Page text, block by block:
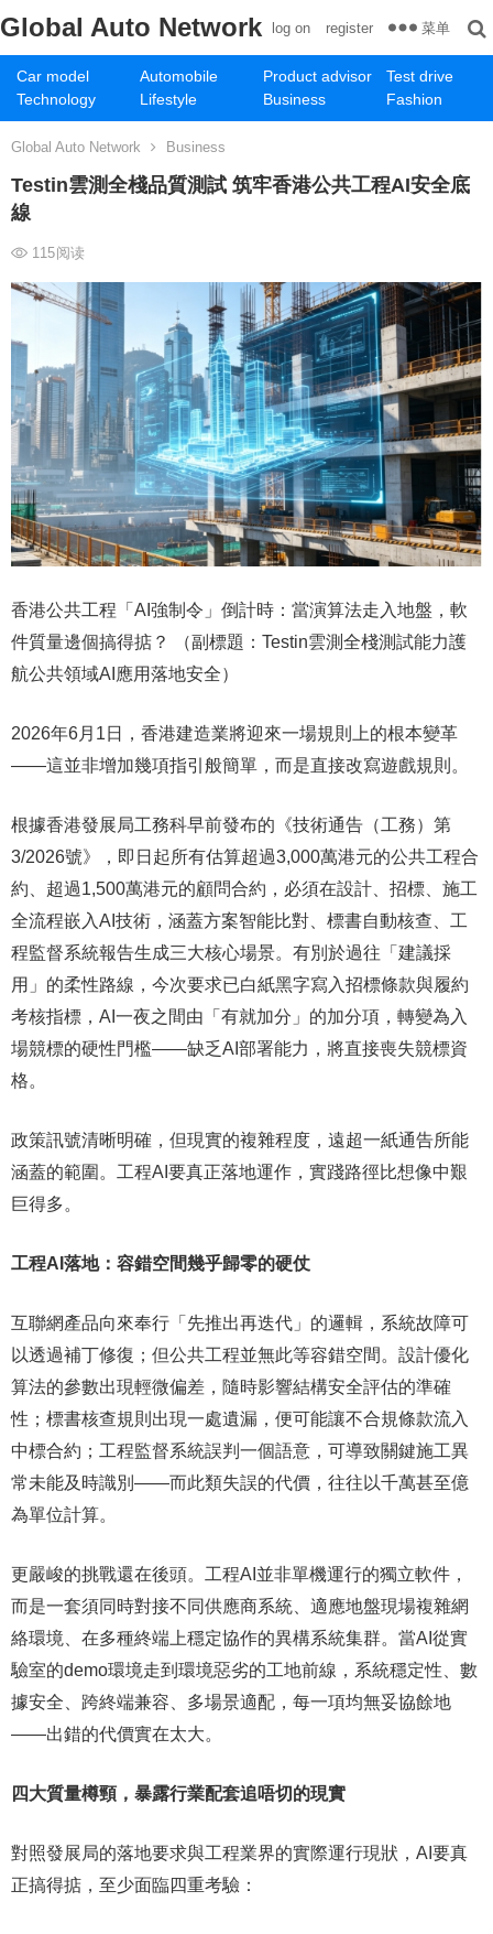
Global Auto Network
Car model Automobile Product advisor
Test drive
Technology
Lifestyle Business Fashion
log on register 菜单
Global Auto Network Business
Testin雲測全棧品質測試 筑牢香港公共工程AI安全底
線
115阅读
香港公共工程「AI強制令」倒計時：當演算法走入地盤，軟
件質量邊個搞得掂？ （副標題：Testin雲測全棧測試能力護
航公共領域AI應用落地安全）
2026年6月1日，香港建造業將迎來一場規則上的根本變革
——這並非增加幾項指引般簡單，而是直接改寫遊戲規則。
根據香港發展局工務科早前發布的《技術通告（工務）第
3/2026號》，即日起所有估算超過3,000萬港元的公共工程合
約、超過1,500萬港元的顧問合約，必須在設計、招標、施工
全流程嵌入AI技術，涵蓋方案智能比對、標書自動核查、工
程監督系統報告生成三大核心場景。有別於過往「建議採
用」的柔性路線，今次要求已白紙黑字寫入招標條款與履約
考核指標，AI一夜之間由「有就加分」的加分項，轉變為入
場競標的硬性門檻——缺乏AI部署能力，將直接喪失競標資
格。
政策訊號清晰明確，但現實的複雜程度，遠超一紙通告所能
涵蓋的範圍。工程AI要真正落地運作，實踐路徑比想像中艱
巨得多。
工程AI落地：容錯空間幾乎歸零的硬仗
互聯網產品向來奉行「先推出再迭代」的邏輯，系統故障可
以透過補丁修復；但公共工程並無此等容錯空間。設計優化
算法的參數出現輕微偏差，隨時影響結構安全評估的準確
性；標書核查規則出現一處遺漏，便可能讓不合規條款流入
中標合約；工程監督系統誤判一個語意，可導致關鍵施工異
常未能及時識別——而此類失誤的代價，往往以千萬甚至億
為單位計算。
更嚴峻的挑戰還在後頭。工程AI並非單機運行的獨立軟件，
而是一套須同時對接不同供應商系統、適應地盤現場複雜網
絡環境、在多種終端上穩定協作的異構系統集群。當AI從實
驗室的demo環境走到環境惡劣的工地前線，系統穩定性、數
據安全、跨終端兼容、多場景適配，每一項均無妥協餘地
——出錯的代價實在太大。
四大質量樽頸，暴露行業配套追唔切的現實
對照發展局的落地要求與工程業界的實際運行現狀，AI要真
正搞得掂，至少面臨四重考驗：